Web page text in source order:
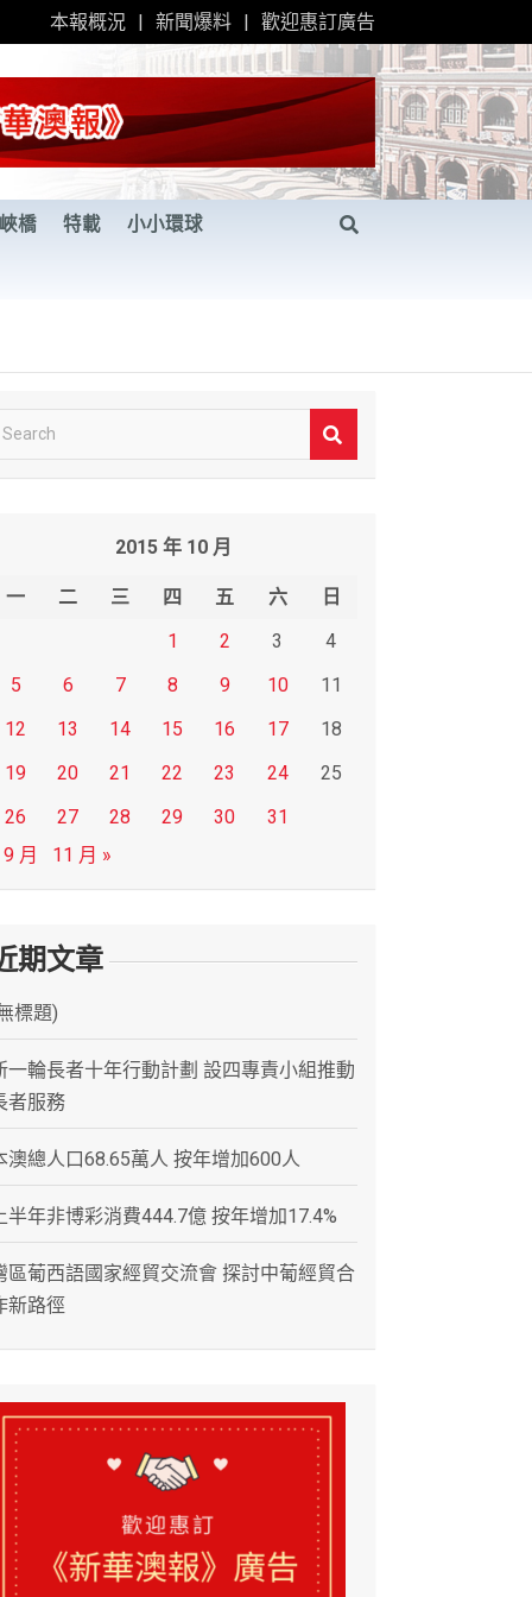
本報概況 新聞爆料 歡迎惠訂廣告
橋 特載 小小環球
2015 年 10 月
一 二 三 四 五 六
日
1
2 3
4
5
6 7 8 9 10
11
12
13 14 15 16 17
18
19
20 21 22 23 24
25
26
27 28 29 30
31
月
11 月 »
期文章
標題)
一輪長者十年行動計劃 設四專責小組推動
者服務
澳總人口68.65萬人 按年增加600人
半年非博彩消費444.7億 按年增加17.4%
區葡西語國家經貿交流會 探討中葡經貿合
新路徑